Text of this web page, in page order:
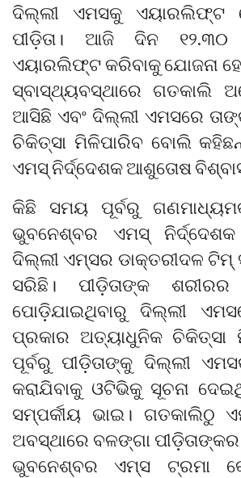
ଦିଲ୍ଲୀ ଏମସକୁ ଏୟାରଲିଫ୍ଟ
ପୀଡ଼ିତା। ଆଜି ଦିନ ୧୨.୩୦
ଏୟାରଲିଫ୍ଟ କରିବାକୁ ଯୋଜନା
ସ୍ବାସ୍ଥ୍ୟବସ୍ଥାରେ ଗତକାଲି
ଆସିଛି ଏବଂ ଦିଲ୍ଲୀ ଏମସରେ
ଚିକିତ୍ସା ମିଳିପାରିବ ବୋଲି
ଏମସ୍ ନିର୍ଦ୍ଦେଶକ ଆଶୁତୋଷ
କିଛି ସମୟ ପୂର୍ବରୁ
ଭୁବନେଶ୍ବର ଏମସ୍
ଦିଲ୍ଲୀ ଏମ୍ସର ଡାକ୍ତରୀଦଳ
ସରିଛି। ପୀଡ଼ିତାଙ୍କ
ପୋଡ଼ିଯାଇଥିବାରୁ ଦିଲ୍ଲୀ
ପ୍ରକାର ଅତ୍ୟାଧୁନିକ ଚିକିତ୍ସା
ପୂର୍ବରୁ ପୀଡ଼ିତାଙ୍କୁ ଦିଲ୍ଲୀ
କରାଯିବାକୁ ଓଟିଭିକୁ ସୂଚନା
ସମ୍ପର୍କୀୟ ଭାଇ। ଗତକାଲିଠୁ
ଅବସ୍ଥାରେ ବଳଙ୍ଗା ପୀଡ଼ିତାଙ୍କର
ଭୁବନେଶ୍ବର ଏମ୍ସ ଟ୍ରମା